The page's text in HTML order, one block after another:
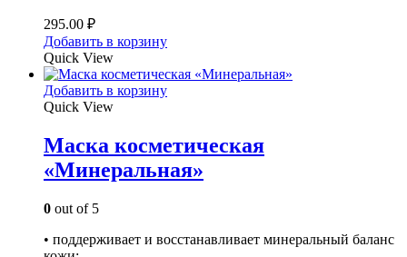
295.00 ₽
Добавить в корзину
Quick View
Добавить в корзину
Quick View
Маска косметическая
«Минеральная»
0 out of 5
• поддерживает и восстанавливает минеральный баланс